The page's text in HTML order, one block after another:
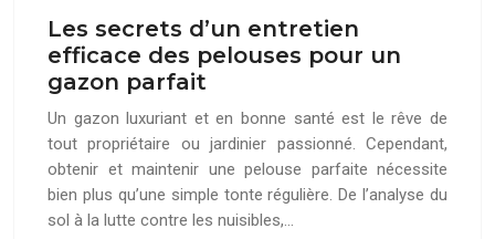
Les secrets d’un entretien
efficace des pelouses pour un
gazon parfait
Un gazon luxuriant et en bonne santé est le rêve de
tout propriétaire ou jardinier passionné. Cependant,
obtenir et maintenir une pelouse parfaite nécessite
bien plus qu’une simple tonte régulière. De l’analyse du
sol à la lutte contre les nuisibles,…